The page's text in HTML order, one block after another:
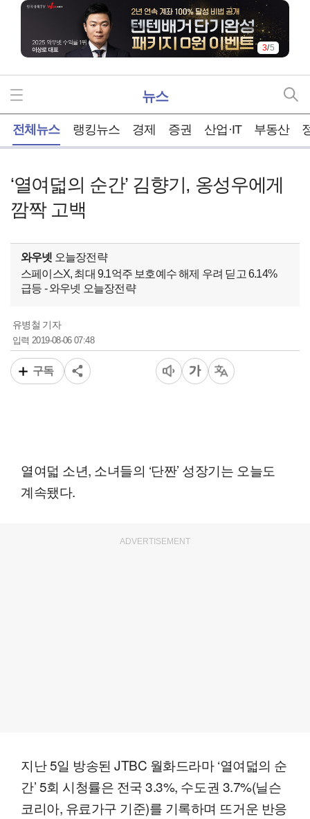
4/5
뉴스
전체뉴스 랭킹뉴스 경제 증권 산업·IT 부동산
‘열여덟의 순간’ 김향기, 옹성우에게
깜짝 고백
와우넷 오늘장전략
스페이스X, 최대 9.1억주 보호예수 해제 우려 딛고 6.14%
급등 - 와우넷 오늘장전략
유병철 기자
입력2019-08-06 07:48
구독
열여덟 소년, 소녀들의 ‘단짠’ 성장기는 오늘도
계속됐다.
ADVERTISEMENT
지난 5일 방송된 JTBC 월화드라마 ‘열여덟의 순
간’ 5회 시청률은 전국 3.3%, 수도권 3.7%(닐슨
코리아, 유료가구 기준)를 기록하며 뜨거운 반응